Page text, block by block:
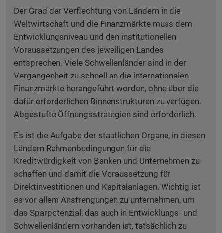
Der Grad der Verflechtung von Ländern in die
Weltwirtschaft und die Finanzmärkte muss dem
Entwicklungsniveau und den institutionellen
Voraussetzungen des jeweiligen Landes
entsprechen. Viele Schwellenländer sind in der
Vergangenheit zu schnell an die internationalen
Finanzmärkte herangeführt worden, ohne über die
dafür erforderlichen Binnenstrukturen zu verfügen.
Abgestufte Öffnungsstrategien sind erforderlich.
Es ist die Aufgabe der staatlichen Organe, in diesen
Ländern Rahmenbedingungen für die
Kreditwürdigkeit von Banken und Unternehmen zu
schaffen und damit die Voraussetzung für
Direktinvestitionen und Kapitalanlagen. Wichtig ist
es vor allem Anstrengungen zu unternehmen, um
das Sparpotenzial, das auch in Entwicklungs- und
Schwellenländern vorhanden ist, tatsächlich zu